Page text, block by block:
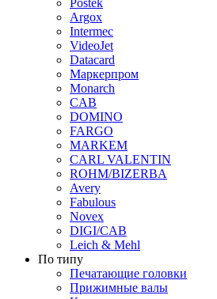
Postek
Argox
Intermec
VideoJet
Datacard
Маркерпром
Monarch
CAB
DOMINO
FARGO
MARKEM
CARL VALENTIN
ROHM/BIZERBA
Avery
Fabulous
Novex
DIGI/CAB
Leich & Mehl
По типу
Печатающие головки
Прижимные валы